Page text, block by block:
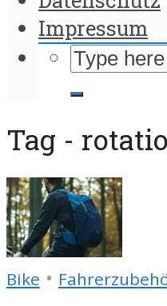
Impressum
Tag -
Bike •